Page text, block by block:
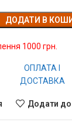
ДОДАТИ В
1000 грн.
ОПЛАТА І
ДОСТАВКА
Додати до